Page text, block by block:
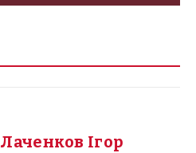
Лаченков Ігор